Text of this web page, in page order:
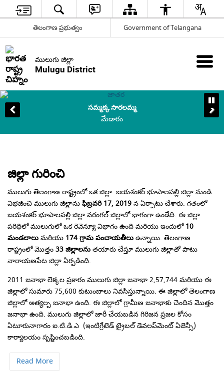
తెలంగాణ ప్రభుత్వం Government of Telangana
ములుగు జిల్లా
Mulugu District
సమ్మక్క సారలమ్మ
మేడారం
జిల్లా గురించి
ములుగు తెలంగాణ రాష్ట్రంలో ఒక జిల్లా. జయశంకర్ భూపాలపల్లి జిల్లా నుండి
విభజించి ములుగు జిల్లానుఫిబ్రవరి 17, 2019న ఏర్పాటు చేశారు. గతంలో
జయశంకర్ భూపాలపల్లి జిల్లా వరంగల్ జిల్లాలో భాగంగా ఉండేది. ఈ జిల్లా
పరిధిలో ములుగులో ఒక రెవెన్యూ విభాగం ఉంది మరియు ఇందులో10
మండలాలుమరియు 174 గ్రామ పంచాయతీలుఉన్నాయి. తెలంగాణ
రాష్ట్రంలో మొత్తం33 జిల్లాలనుతయారు చేస్తూ ములుగు జిల్లాతో పాటు
నారాయణపేట జిల్లా ఏర్పడింది.
2011 జనాభా లెక్కల ప్రకారం ములుగు జిల్లా జనాభా 2,57,744 మరియు ఈ
జిల్లాలో సుమారు 75,600 కుటుంబాలు నివసిస్తున్నాయి. ఈ జిల్లాలో తెలంగాణ
జిల్లాలో అత్యల్ప జనాభా ఉంది. ఈ జిల్లాలో గ్రామీణ జనాభాకు చెందిన మొత్తం
జనాభా ఉంది. ములుగు జిల్లాలో జారీ చేయబడిన గిరిజన ప్రజల కోసం
ఏటూరునాగారం ఐ.టి.డి.ఎ (ఇంటిగ్రేటెడ్ ట్రైబల్ డెవలప్‌మెంట్ ఏజెన్సీ)
కార్యాలయం సృష్టించబడింది.
Read More